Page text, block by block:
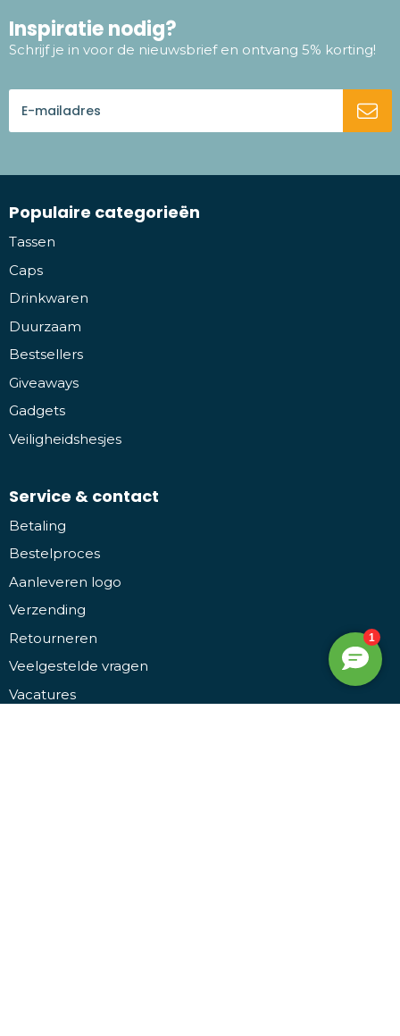
Inspiratie nodig?
Schrijf je in voor de nieuwsbrief en ontvang 5% korting!
Populaire categorieën
Tassen
Caps
Drinkwaren
Duurzaam
Bestsellers
Giveaways
Gadgets
Veiligheidshesjes
Service & contact
Betaling
Bestelproces
Aanleveren logo
Verzending
Retourneren
Veelgestelde vragen
Vacatures